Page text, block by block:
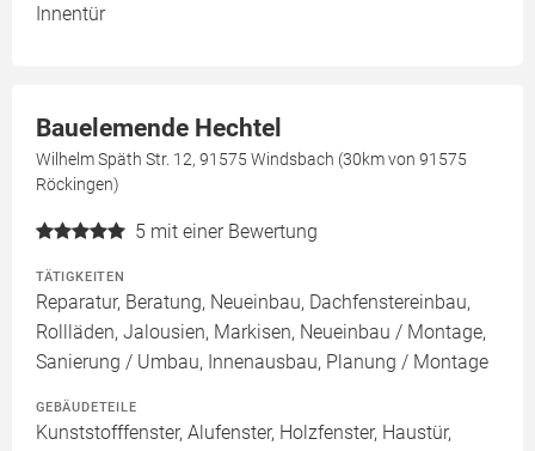
Innentür
Bauelemende Hechtel
Wilhelm Späth Str. 12, 91575 Windsbach (30km von 91575
Röckingen)
5 mit einer Bewertung
TÄTIGKEITEN
Reparatur, Beratung, Neueinbau, Dachfenstereinbau,
Rollläden, Jalousien, Markisen, Neueinbau / Montage,
Sanierung / Umbau, Innenausbau, Planung / Montage
GEBÄUDETEILE
Kunststofffenster, Alufenster, Holzfenster, Haustür,